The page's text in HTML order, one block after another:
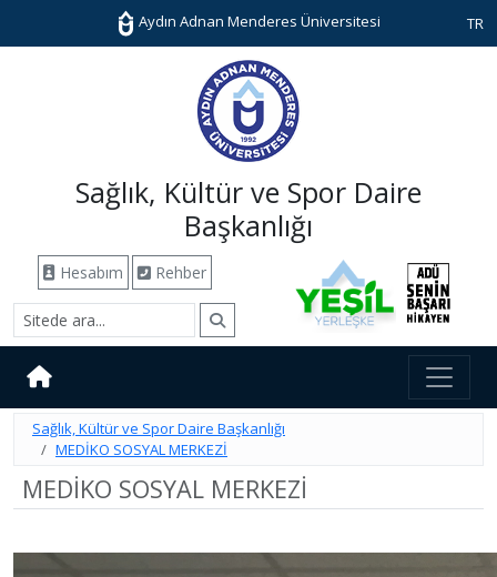
Aydın Adnan Menderes Üniversitesi TR
Sağlık, Kültür ve Spor Daire
Başkanlığı
Hesabım Rehber
Sağlık, Kültür ve Spor Daire Başkanlığı
MEDİKO SOSYAL MERKEZİ
MEDİKO SOSYAL MERKEZİ